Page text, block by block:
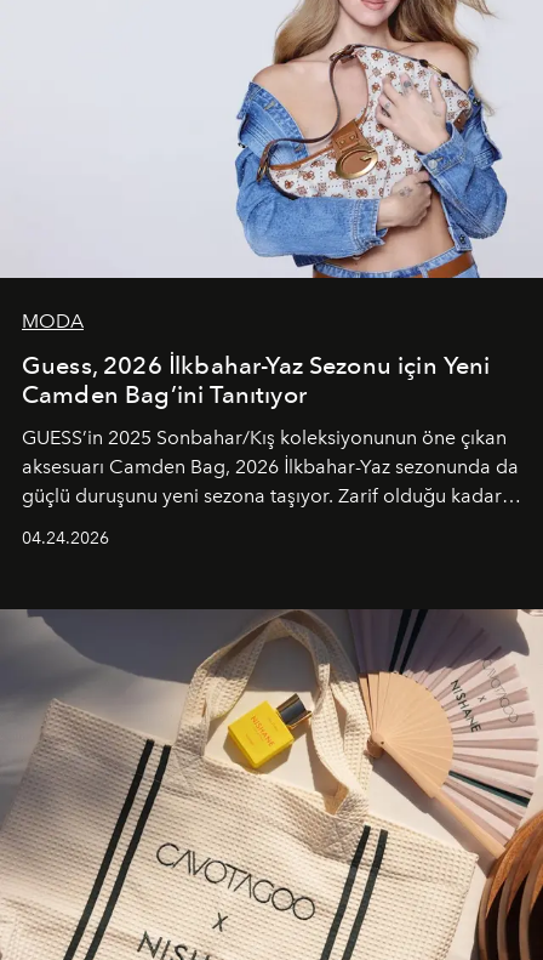
MODA
Guess, 2026 İlkbahar-Yaz Sezonu için Yeni
Camden Bag’ini Tanıtıyor
GUESS’in 2025 Sonbahar/Kış koleksiyonunun öne çıkan
aksesuarı Camden Bag, 2026 İlkbahar-Yaz sezonunda da
güçlü duruşunu yeni sezona taşıyor. Zarif olduğu kadar
04.24.2026